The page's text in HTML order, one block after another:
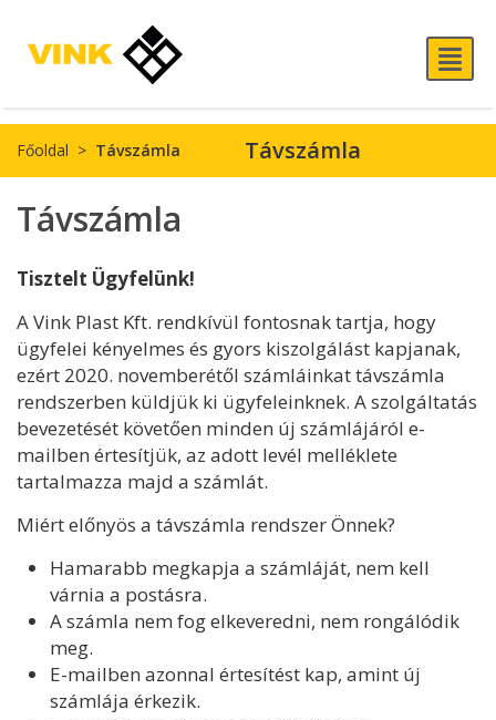
Főoldal > Távszámla Távszámla
Távszámla
Tisztelt Ügyfelünk!
A Vink Plast Kft. rendkívül fontosnak tartja, hogy
ügyfelei kényelmes és gyors kiszolgálást kapjanak,
ezért 2020. novemberétől számláinkat távszámla
rendszerben küldjük ki ügyfeleinknek. A szolgáltatás
bevezetését követően minden új számlájáról e-
mailben értesítjük, az adott levél melléklete
tartalmazza majd a számlát.
Miért előnyös a távszámla rendszer Önnek?
Hamarabb megkapja a számláját, nem kell
várnia a postásra.
A számla nem fog elkeveredni, nem rongálódik
meg.
E-mailben azonnal értesítést kap, amint új
számlája érkezik.